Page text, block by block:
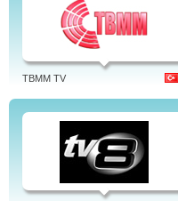
TBMM TV